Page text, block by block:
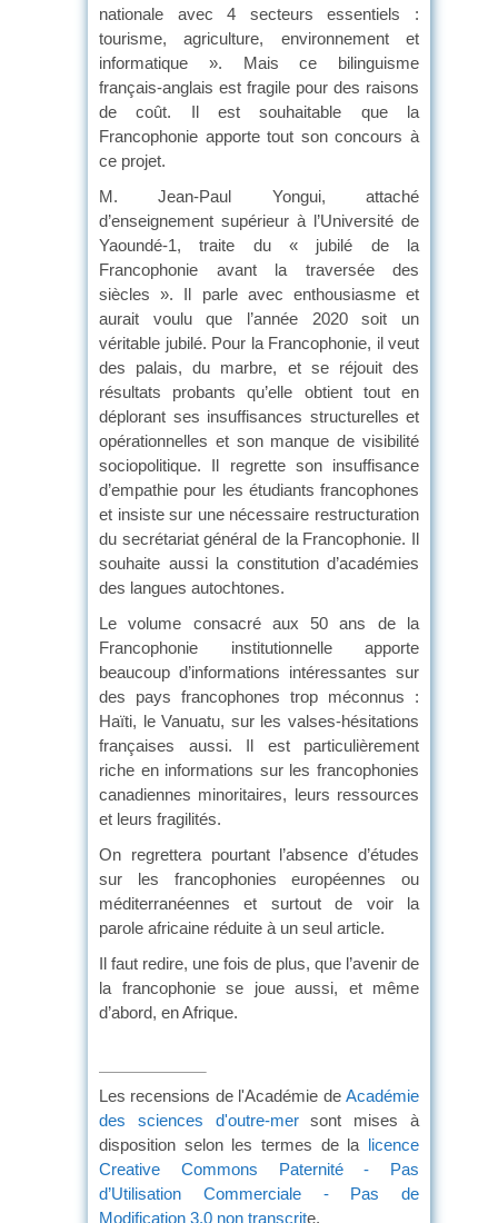
nationale avec 4 secteurs essentiels :
tourisme, agriculture, environnement et
informatique ». Mais ce bilinguisme
français-anglais est fragile pour des raisons
de coût. Il est souhaitable que la
Francophonie apporte tout son concours à
ce projet.
M. Jean-Paul Yongui, attaché
d’enseignement supérieur à l’Université de
Yaoundé-1, traite du « jubilé de la
Francophonie avant la traversée des
siècles ». Il parle avec enthousiasme et
aurait voulu que l’année 2020 soit un
véritable jubilé. Pour la Francophonie, il veut
des palais, du marbre, et se réjouit des
résultats probants qu’elle obtient tout en
déplorant ses insuffisances structurelles et
opérationnelles et son manque de visibilité
sociopolitique. Il regrette son insuffisance
d’empathie pour les étudiants francophones
et insiste sur une nécessaire restructuration
du secrétariat général de la Francophonie. Il
souhaite aussi la constitution d’académies
des langues autochtones.
Le volume consacré aux 50 ans de la
Francophonie institutionnelle apporte
beaucoup d’informations intéressantes sur
des pays francophones trop méconnus :
Haïti, le Vanuatu, sur les valses-hésitations
françaises aussi. Il est particulièrement
riche en informations sur les francophonies
canadiennes minoritaires, leurs ressources
et leurs fragilités.
On regrettera pourtant l’absence d’études
sur les francophonies européennes ou
méditerranéennes et surtout de voir la
parole africaine réduite à un seul article.
Il faut redire, une fois de plus, que l’avenir de
la francophonie se joue aussi, et même
d’abord, en Afrique.
Les recensions de l'Académie de Académie
des sciences d'outre-mersont mises à
disposition selon les termes de la licence
Creative Commons Paternité - Pas
d’Utilisation Commerciale - Pas de
Modification 3.0 non transcrite.